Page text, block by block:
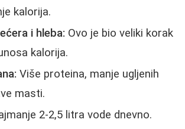
kalorija.
i hleba: Ovo je bio veliki korak
kalorija.
Više proteina, manje ugljenih
masti.
2-2,5 litra vode dnevno.